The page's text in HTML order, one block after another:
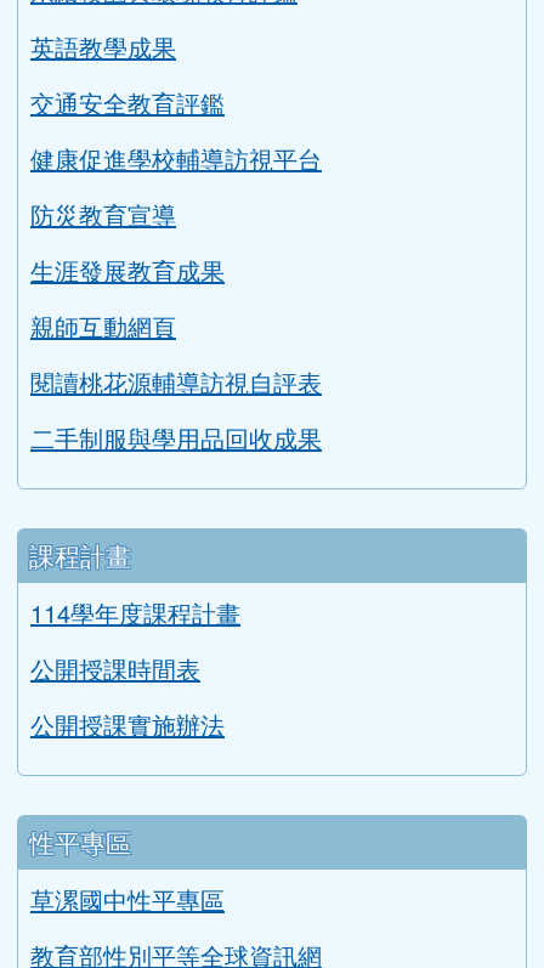
教學正常化資料
永續校園與環境教育評鑑
英語教學成果
交通安全教育評鑑
健康促進學校輔導訪視平台
防災教育宣導
生涯發展教育成果
親師互動網頁
閱讀桃花源輔導訪視自評表
二手制服與學用品回收成果
課程計畫
114學年度課程計畫
公開授課時間表
公開授課實施辦法
性平專區